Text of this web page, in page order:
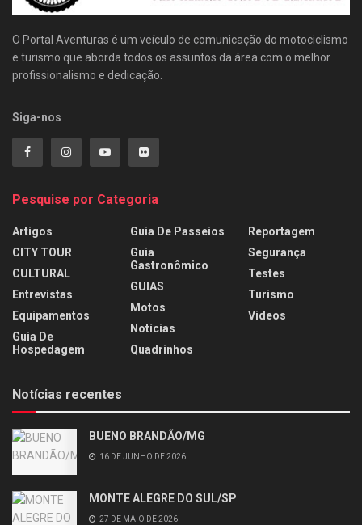
O Portal Aventuras é um veículo de comunicação do motociclismo
e turismo que aborda todos os assuntos da área com o melhor
profissionalismo e dedicação.
Siga-nos
Pesquise por Categoria
Artigos
CITY TOUR
CULTURAL
Entrevistas
Equipamentos
Guia De
Hospedagem
Guia De Passeios
Guia
Gastronômico
GUIAS
Motos
Notícias
Quadrinhos
Reportagem
Segurança
Testes
Turismo
Videos
Notícias recentes
BUENO BRANDÃO/MG
16 DE JUNHO DE 2026
MONTE ALEGRE DO SUL/SP
27 DE MAIO DE 2026